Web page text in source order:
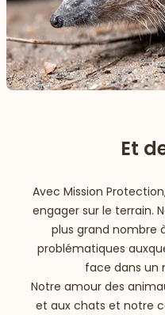
Et
Avec Mission
engager sur le terrain.
plus grand nombre
problématiques
face dans un
Notre amour des
et aux chats et notre